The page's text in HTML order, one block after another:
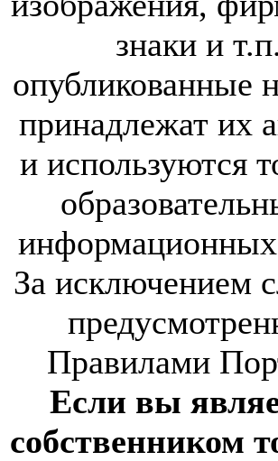
знаки и т.п.
опубликованные
принадлежат их
и используются
информационных
За исключением
Правилами
Если вы
собственником